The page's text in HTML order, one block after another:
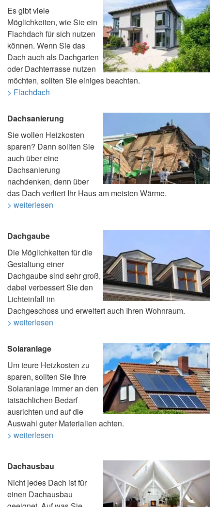
Es gibt viele
Möglichkeiten, wie Sie ein
Flachdach für sich nutzen
können. Wenn Sie das
Dach auch als Dachgarten
oder Dachterrasse nutzen
möchten, sollten Sie einiges beachten.
> Flachdach
Dachsanierung
Sie wollen Heizkosten
sparen? Dann sollten Sie
auch über eine
Dachsanierung
nachdenken, denn über
das Dach verliert Ihr Haus am meisten Wärme.
> weiterlesen
Dachgaube
Die Möglichkeiten für die
Gestaltung einer
Dachgaube sind sehr groß,
dabei verbessert Sie den
Lichteinfall im
Dachgeschoss und erweitert auch Ihren Wohnraum.
> weiterlesen
Solaranlage
Um teure Heizkosten zu
sparen, sollten Sie Ihre
Solaranlage immer an den
tatsächlichen Bedarf
ausrichten und auf die
Auswahl guter Materialien achten.
> weiterlesen
Dachausbau
Nicht jedes Dach ist für
einen Dachausbau